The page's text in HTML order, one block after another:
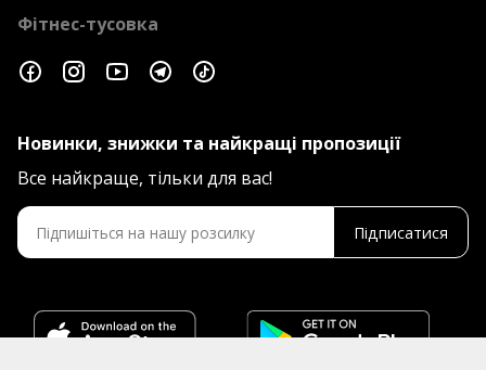
Фітнес-тусовка
Новинки, знижки та найкращі пропозиції
Все найкраще, тільки для вас!
Підписатися